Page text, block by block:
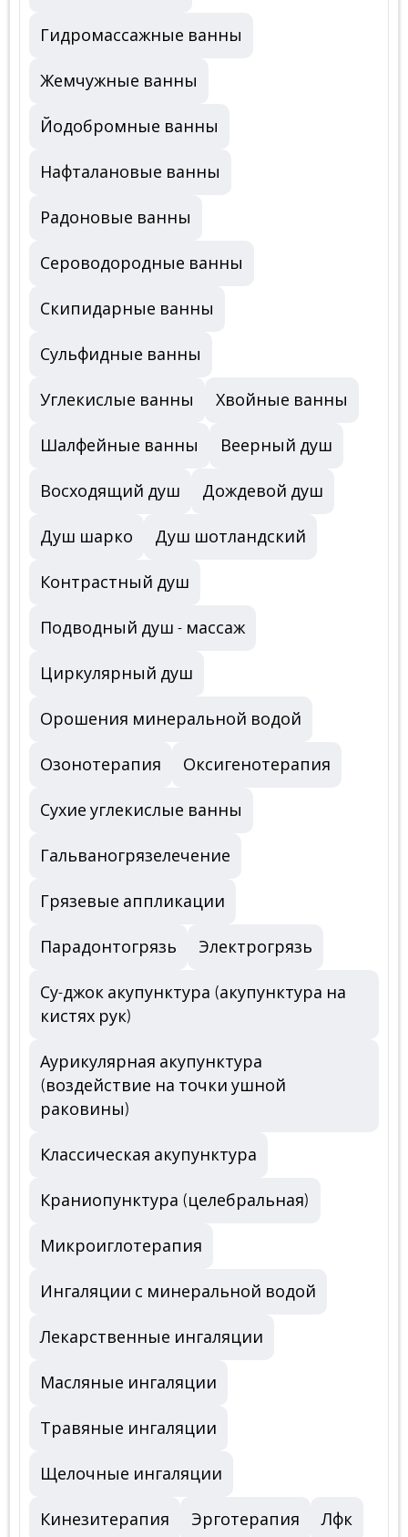
Гидромассажные ванны
Жемчужные ванны
Йодобромные ванны
Нафталановые ванны
Радоновые ванны
Сероводородные ванны
Скипидарные ванны
Сульфидные ванны
Углекислые ванны Хвойные ванны
Шалфейные ванны Веерный душ
Восходящий душ Дождевой душ
Душ шарко Душ шотландский
Контрастный душ
Подводный душ - массаж
Циркулярный душ
Орошения минеральной водой
Озонотерапия Оксигенотерапия
Сухие углекислые ванны
Гальваногрязелечение
Грязевые аппликации
Парадонтогрязь Электрогрязь
Су-джок акупунктура (акупунктура на
кистях рук)
Аурикулярная акупунктура
(воздействие на точки ушной
раковины)
Классическая акупунктура
Краниопунктура (целебральная)
Микроиглотерапия
Ингаляции с минеральной водой
Лекарственные ингаляции
Масляные ингаляции
Травяные ингаляции
Щелочные ингаляции
Кинезитерапия Эрготерапия Лфк